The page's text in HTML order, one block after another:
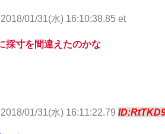
2018/01/31(水) 16:10:38.85 et
採寸を間違えたのかな
2018/01/31(水) 16:11:22.79